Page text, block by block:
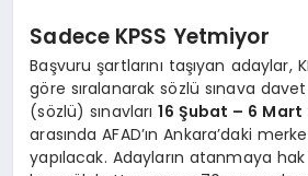
Sadece KPSS Yetmiyor
Başvuru şartlarını taşıyan adaylar,
göre sıralanarak sözlü sınava
(sözlü) sınavları16 Şubat – 6 Mart
arasında AFAD’ın Ankara’daki
yapılacak. Adayların atanmaya